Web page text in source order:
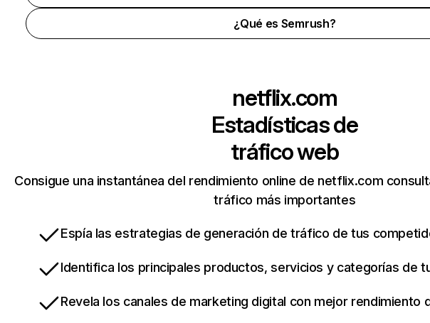
¿Qué es Semrush?
netflix.com
Estadísticas de
tráfico web
Consigue una instantánea del rendimiento online de netflix.com
tráfico más importantes
Espía las estrategias de generación de tráfico de tus
Identifica los principales productos, servicios y categorías de
Revela los canales de marketing digital con mejor rendimiento